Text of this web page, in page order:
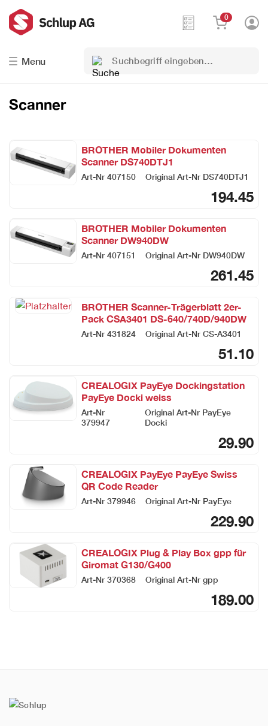
Menu
Suchbegriff
eingeben…
0
Scanner
BROTHER Mobiler Dokumenten
Scanner DS740DTJ1
Art-Nr 407150 Original Art-Nr DS740DTJ1
194.45
BROTHER Mobiler Dokumenten
Scanner DW940DW
Art-Nr 407151 Original Art-Nr DW940DW
261.45
BROTHER Scanner-Trägerblatt 2er-
Pack CSA3401 DS-640/740D/940DW
500 Scans/B.
Art-Nr 431824 Original Art-Nr CS-A3401
51.10
CREALOGIX PayEye Dockingstation
PayEye Docki weiss
Art-Nr
379947
Original Art-Nr PayEye
Docki
29.90
CREALOGIX PayEye PayEye Swiss
QR Code Reader
Art-Nr 379946 Original Art-Nr PayEye
229.90
CREALOGIX Plug & Play Box gpp für
Giromat G130/G400
Art-Nr 370368 Original Art-Nr gpp
189.00